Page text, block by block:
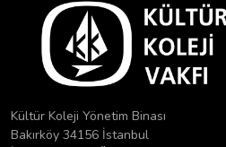
Kültür Koleji Yönetim Binası
Bakırköy 34156 İstanbul